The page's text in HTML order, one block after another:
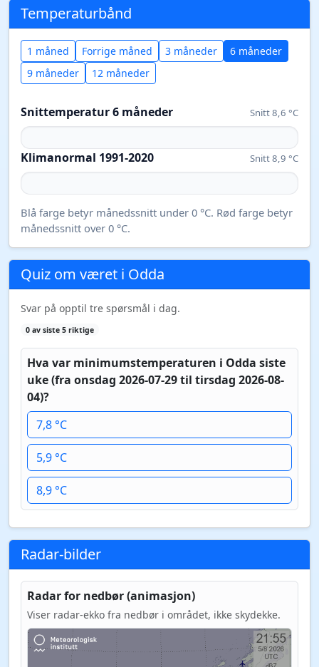
Temperaturbånd
1 måned Forrige måned 3 måneder
6 måneder
9 måneder
12 måneder
Snittemperatur 6 måneder Snitt 8,6 °C
Klimanormal 1991-2020 Snitt 8,9 °C
Blå farge betyr månedssnitt under 0 °C. Rød farge betyr
månedssnitt over 0 °C.
Quiz om været i Odda
Svar på opptil tre spørsmål i dag.
0 av siste 5 riktige
Hva var minimumstemperaturen i Odda siste
uke (fra onsdag 2026-07-29 til tirsdag 2026-08-
04)?
7,8 °C
5,9 °C
8,9 °C
Radar-bilder
Radar for nedbør (animasjon)
Viser radar-ekko fra nedbør i området, ikke skydekke.